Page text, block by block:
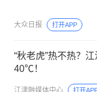
大众日报 打开APP
“秋老虎”热不热？
40℃！
打开